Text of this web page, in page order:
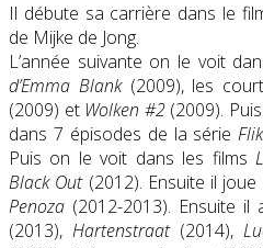
Il débute sa carrière dans le
de Mijke de Jong.
L’année suivante on le voit
d’Emma Blank(2009), les
(2009) et Wolken #2(2009).
dans 7 épisodes de la série
Puis on le voit dans les films
Black Out(2012). Ensuite il
Penoza (2012-2013). Ensuite
(2013),Hartenstraat(2014),